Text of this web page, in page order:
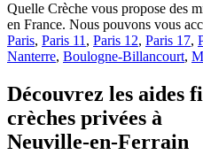
Quelle Crèche vous propose des
en France. Nous pouvons vous
Paris, Paris 11 , Paris 12, Paris 17,
Nanterre, Boulogne-Billancourt,
Découvrez les aides
crèches privées à
Neuville-en-Ferrain